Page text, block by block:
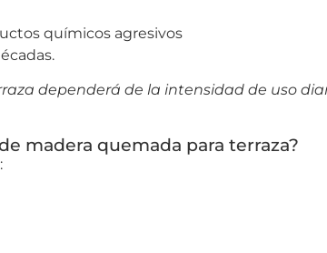
químicos agresivos
dependerá de la intensidad de uso
madera quemada para terraza?